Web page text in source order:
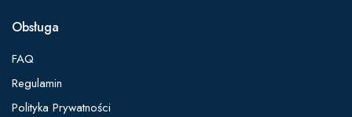
Obsługa
FAQ
Regulamin
Polityka Prywatności